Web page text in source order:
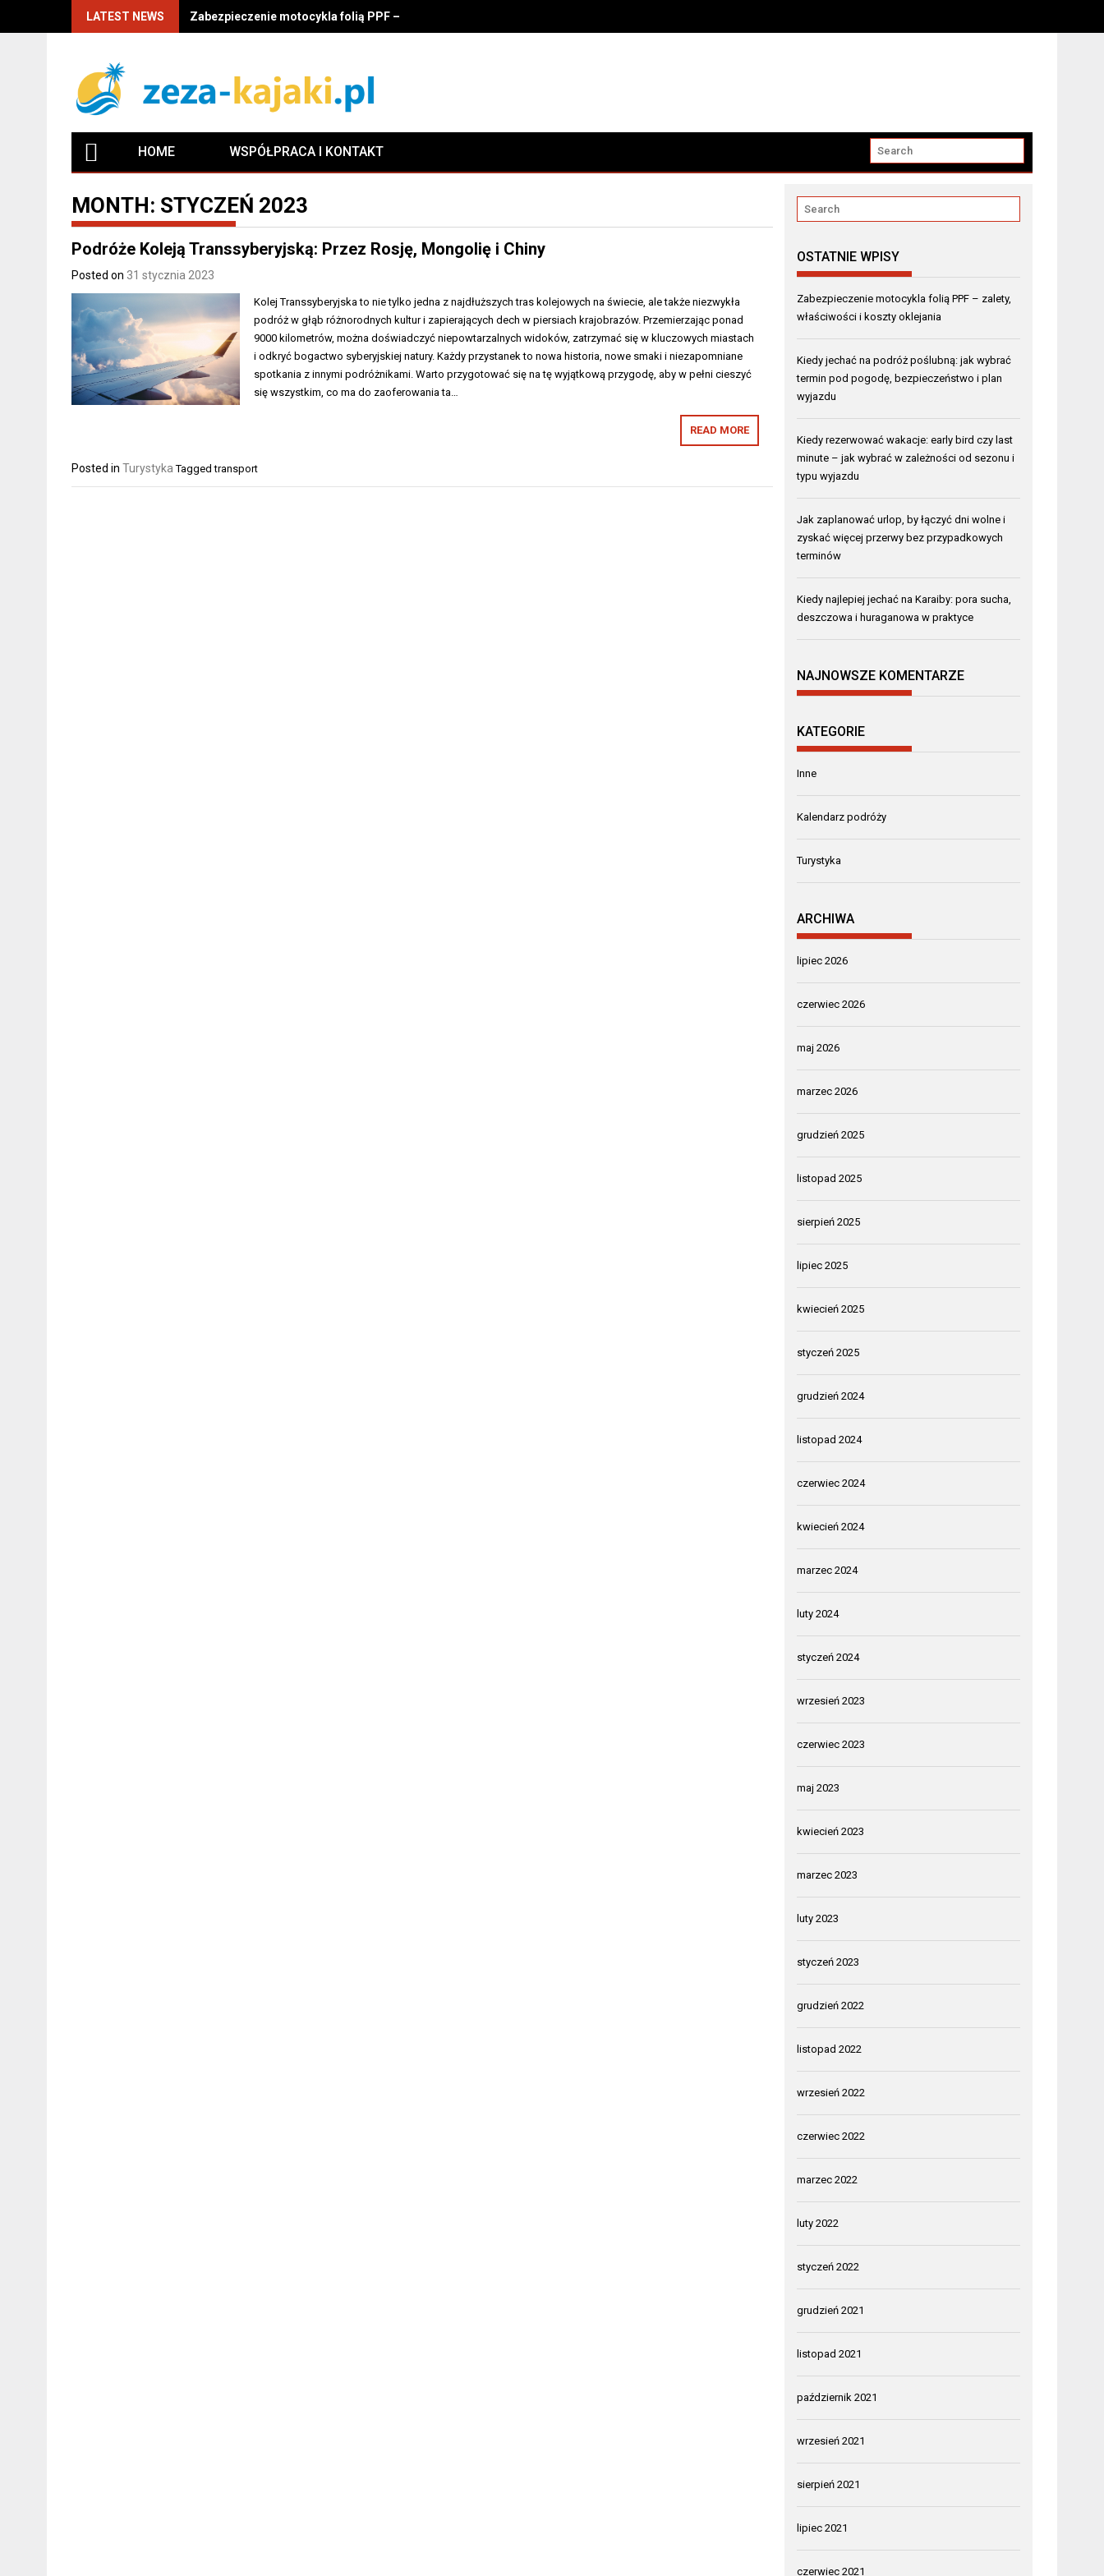
LATEST NEWS Zabezpieczenie motocykla folią PPF – zalety, właściwości i koszty oklejania
HOME WSPÓŁPRACA I KONTAKT
MONTH: STYCZEŃ 2023
Podróże Koleją Transsyberyjską: Przez Rosję, Mongolię i Chiny
Posted on 31 stycznia 2023
Kolej Transsyberyjska to nie tylko jedna z najdłuższych tras kolejowych na świecie, ale także niezwykła
podróż w głąb różnorodnych kultur i zapierających dech w piersiach krajobrazów. Przemierzając ponad
9000 kilometrów, można doświadczyć niepowtarzalnych widoków, zatrzymać się w kluczowych miastach
i odkryć bogactwo syberyjskiej natury. Każdy przystanek to nowa historia, nowe smaki i niezapomniane
spotkania z innymi podróżnikami. Warto przygotować się na tę wyjątkową przygodę, aby w pełni cieszyć
się wszystkim, co ma do zaoferowania ta…
READ MORE
Posted in Turystyka Taggedtransport
OSTATNIE WPISY
Zabezpieczenie motocykla folią PPF – zalety,
właściwości i koszty oklejania
Kiedy jechać na podróż poślubną: jak wybrać
termin pod pogodę, bezpieczeństwo i plan
wyjazdu
Kiedy rezerwować wakacje: early bird czy last
minute – jak wybrać w zależności od sezonu i
typu wyjazdu
Jak zaplanować urlop, by łączyć dni wolne i
zyskać więcej przerwy bez przypadkowych
terminów
Kiedy najlepiej jechać na Karaiby: pora sucha,
deszczowa i huraganowa w praktyce
NAJNOWSZE KOMENTARZE
KATEGORIE
Inne
Kalendarz podróży
Turystyka
ARCHIWA
lipiec 2026
czerwiec 2026
maj 2026
marzec 2026
grudzień 2025
listopad 2025
sierpień 2025
lipiec 2025
kwiecień 2025
styczeń 2025
grudzień 2024
listopad 2024
czerwiec 2024
kwiecień 2024
marzec 2024
luty 2024
styczeń 2024
wrzesień 2023
czerwiec 2023
maj 2023
kwiecień 2023
marzec 2023
luty 2023
styczeń 2023
grudzień 2022
listopad 2022
wrzesień 2022
czerwiec 2022
marzec 2022
luty 2022
styczeń 2022
grudzień 2021
listopad 2021
październik 2021
wrzesień 2021
sierpień 2021
lipiec 2021
czerwiec 2021